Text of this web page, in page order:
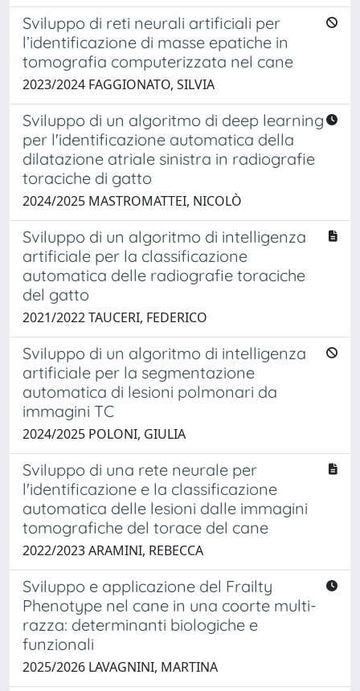
Sviluppo di reti neurali artificiali per
l’identificazione di masse epatiche in
tomografia computerizzata nel cane
2023/2024 FAGGIONATO, SILVIA
Sviluppo di un algoritmo di deep learning
per l'identificazione automatica della
dilatazione atriale sinistra in radiografie
toraciche di gatto
2024/2025 MASTROMATTEI, NICOLÒ
Sviluppo di un algoritmo di intelligenza
artificiale per la classificazione
automatica delle radiografie toraciche
del gatto
2021/2022 TAUCERI, FEDERICO
Sviluppo di un algoritmo di intelligenza
artificiale per la segmentazione
automatica di lesioni polmonari da
immagini TC
2024/2025 POLONI, GIULIA
Sviluppo di una rete neurale per
l'identificazione e la classificazione
automatica delle lesioni dalle immagini
tomografiche del torace del cane
2022/2023 ARAMINI, REBECCA
Sviluppo e applicazione del Frailty
Phenotype nel cane in una coorte multi-
razza: determinanti biologiche e
funzionali
2025/2026 LAVAGNINI, MARTINA